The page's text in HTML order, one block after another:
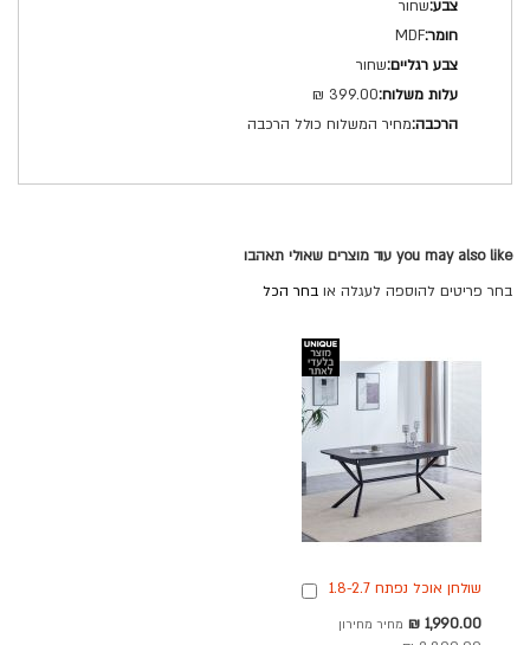
שחור
MDF
שחור
399.00 ₪
מחיר המשלוח כולל הרכבה
you may also like עוד מוצרים שאולי תאהבו
בחר פריטים להוספה לעגלה או בחר הכל
שולחן אוכל נפתח 1.8-2.7
אפור בטון
מחיר
מבצע
1,990.00 ₪ מחיר מחירון
הוספה